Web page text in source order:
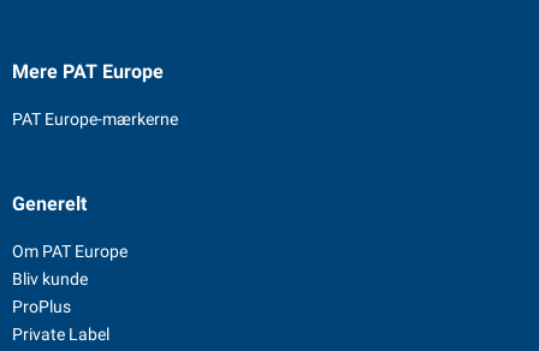
Mere PAT Europe
PAT Europe-mærkerne
Generelt
Om PAT Europe
Bliv kunde
ProPlus
Private Label